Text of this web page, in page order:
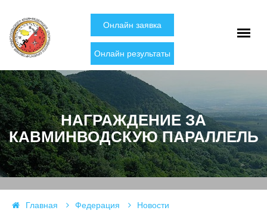
Онлайн заявка
Онлайн результаты
НАГРАЖДЕНИЕ ЗА
КАВМИНВОДСКУЮ ПАРАЛЛЕЛЬ
Главная Федерация Новости